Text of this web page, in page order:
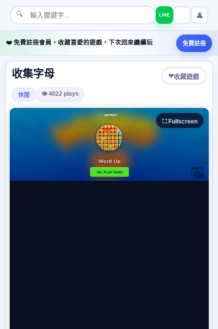
🔍 LINE 👤
❤️ 免費註冊會員，收藏喜愛的遊戲，下次回來繼續玩 免費註冊
收集字母 ❤收藏遊戲
休閒 👁 4022 plays
⛶ Fullscreen